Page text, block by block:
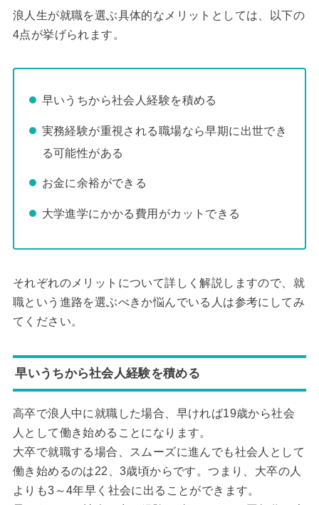
浪人生が就職を選ぶ具体的なメリットとしては、以下の
4点が挙げられます。
早いうちから社会人経験を積める
実務経験が重視される職場なら早期に出世でき
る可能性がある
お金に余裕ができる
大学進学にかかる費用がカットできる
それぞれのメリットについて詳しく解説しますので、就
職という進路を選ぶべきか悩んでいる人は参考にしてみ
てください。
早いうちから社会人経験を積める
高卒で浪人中に就職した場合、早ければ19歳から社会
人として働き始めることになります。
大卒で就職する場合、スムーズに進んでも社会人として
働き始めるのは22、3歳頃からです。つまり、大卒の人
よりも3～4年早く社会に出ることができます。